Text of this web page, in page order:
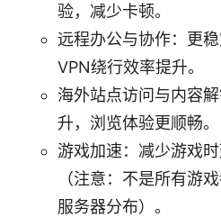
验，减少卡顿。
远程办公与协作：更稳
VPN绕行效率提升。
海外站点访问与内容
升，浏览体验更顺畅。
游戏加速：减少游戏
（注意：不是所有游
服务器分布）。